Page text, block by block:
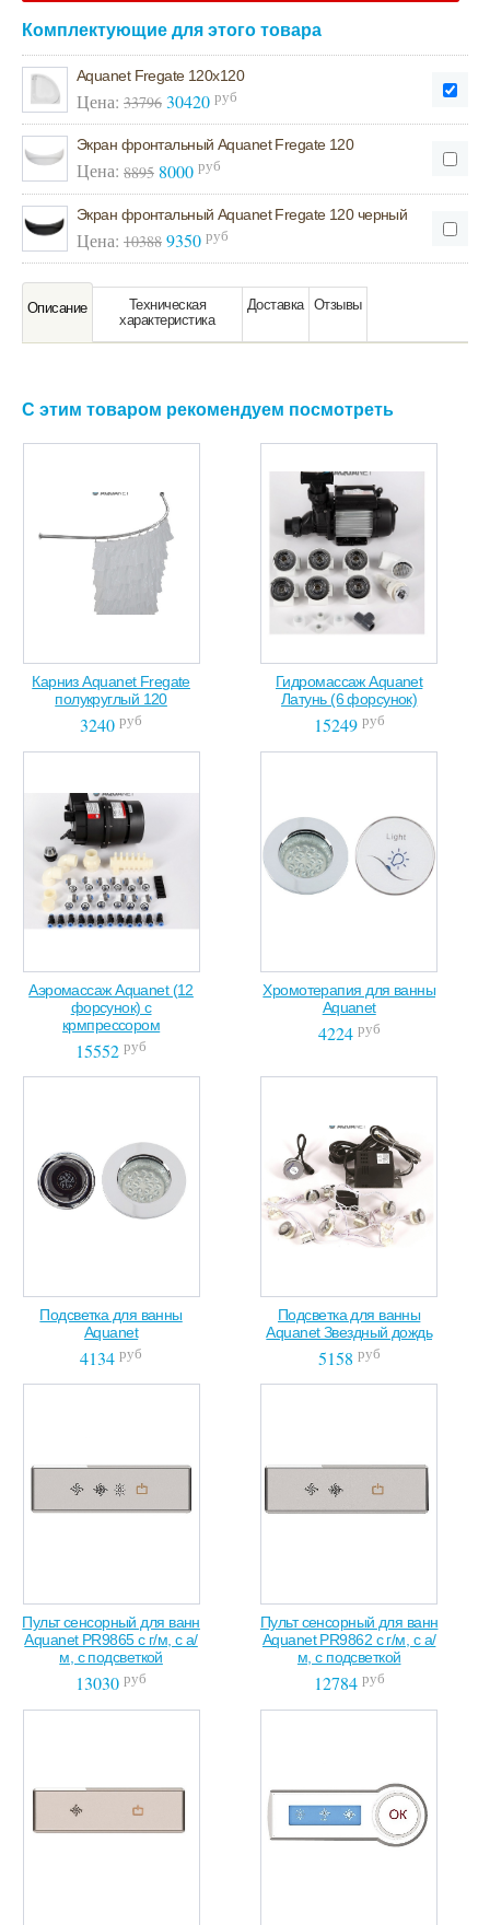
Комплектующие для этого товара
Aquanet Fregate 120х120
Цена: 33796 30420 руб
Экран фронтальный Aquanet Fregate 120
Цена: 8895 8000 руб
Экран фронтальный Aquanet Fregate 120 черный
Цена: 10388 9350 руб
Oписание
Техническая
характeристика
Доставка Отзывы
С этим товаром рекомендуем посмотреть
Карниз Aquanet Fregate
полукруглый 120
3240 руб
Гидромассаж Aquanet
Латунь (6 форсунок)
15249 руб
Аэромассаж Aquanet (12
форсунок) с
крмпрессором
15552 руб
Хромотерапия для ванны
Aquanet
4224 руб
Подсветка для ванны
Aquanet
4134 руб
Подсветка для ванны
Aquanet Звездный дождь
5158 руб
Пульт сенсорный для ванн
Aquanet PR9865 с г/м, с а/
м, с подсветкой
13030 руб
Пульт сенсорный для ванн
Aquanet PR9862 с г/м, с а/
м, с подсветкой
12784 руб